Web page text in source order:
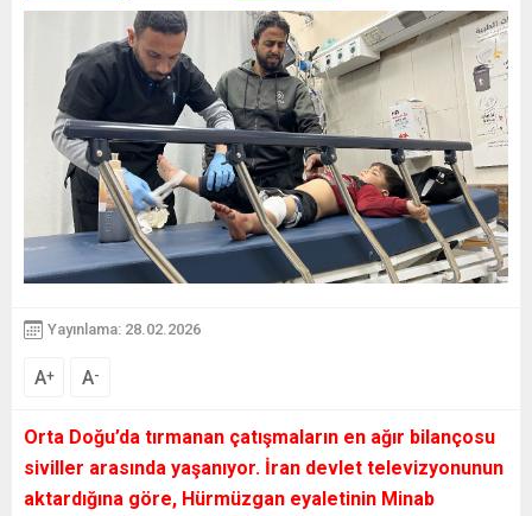
Yayınlama: 28.02.2026
A+ A-
Orta Doğu’da tırmanan çatışmaların en ağır bilançosu
siviller arasında yaşanıyor. İran devlet televizyonunun
aktardığına göre, Hürmüzgan eyaletinin Minab